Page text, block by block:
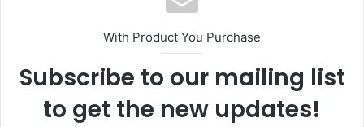
With Product You Purchase
Subscribe to our mailing list
to get the new updates!